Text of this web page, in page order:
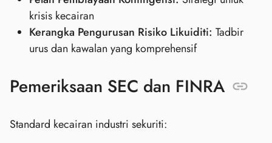
krisis kecairan
Kerangka Pengurusan Risiko Likuiditi: Tadbir
urus dan kawalan yang komprehensif
Pemeriksaan SEC dan FINRA
Standard kecairan industri sekuriti: